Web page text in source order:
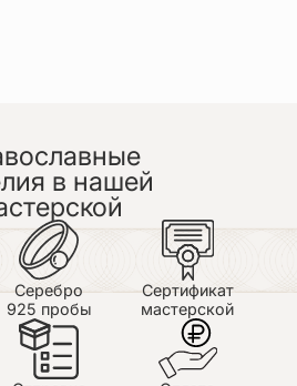
в нашей
Серебро
925 пробы
Сертификат
мастерской